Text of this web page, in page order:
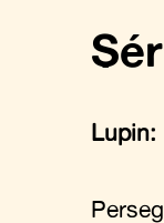
Lupin: